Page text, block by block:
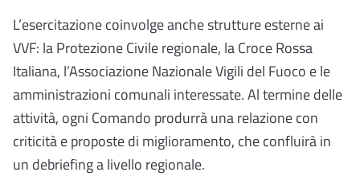
L’esercitazione coinvolge anche strutture esterne ai
VVF: la Protezione Civile regionale, la Croce Rossa
Italiana, l’Associazione Nazionale Vigili del Fuoco e le
amministrazioni comunali interessate. Al termine delle
attività, ogni Comando produrrà una relazione con
criticità e proposte di miglioramento, che confluirà in
un debriefing a livello regionale.